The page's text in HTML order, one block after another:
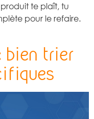
produit te plaît, tu
pour le refaire.
bien trier